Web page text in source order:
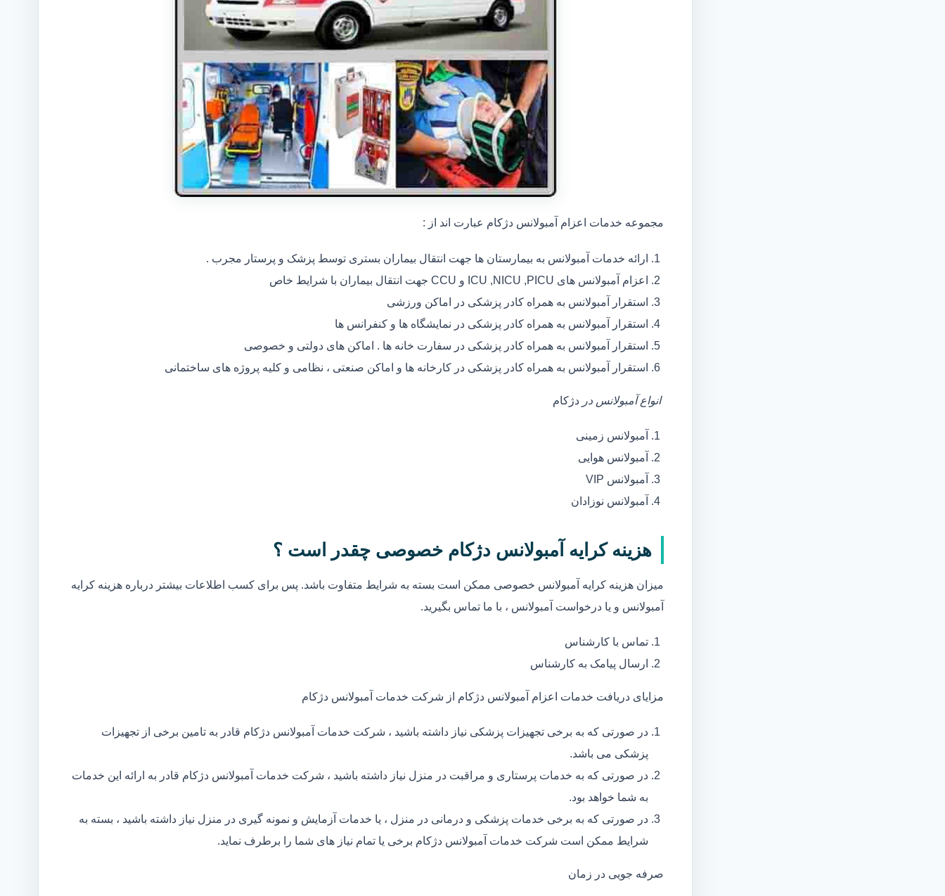
مجموعه خدمات اعزام آمبولانس دژکام عبارت اند از :
ارائه خدمات آمبولانس به بیمارستان ها جهت انتقال بیماران بستری توسط پزشک و پرستار مجرب .
اعزام آمبولانس های ICU ,NICU ,PICU و CCU جهت انتقال بیماران با شرایط خاص
استقرار آمبولانس به همراه کادر پزشکی در اماکن ورزشی
استقرار آمبولانس به همراه کادر پزشکی در نمایشگاه ها و کنفرانس ها
استقرار آمبولانس به همراه کادر پزشکی در سفارت خانه ها . اماکن های دولتی و خصوصی
استقرار آمبولانس به همراه کادر پزشکی در کارخانه ها و اماکن صنعتی ، نظامی و کلیه پروژه های ساختمانی
انواع آمبولانس در دژکام
آمبولانس زمینی
آمبولانس هوایی
آمبولانس VIP
آمبولانس نوزادان
هزینه کرایه آمبولانس دژکام خصوصی چقدر است ؟
میزان هزینه کرایه آمبولانس خصوصی ممکن است بسته به شرایط متفاوت باشد. پس برای کسب اطلاعات بیشتر درباره هزینه کرایه
آمبولانس و یا درخواست آمبولانس ، با ما تماس بگیرید.
تماس با کارشناس
ارسال پیامک به کارشناس
مزایای دریافت خدمات اعزام آمبولانس دژکام از شرکت خدمات آمبولانس دژکام
در صورتی که به برخی تجهیزات پزشکی نیاز داشته باشید ، شرکت خدمات آمبولانس دژکام قادر به تامین برخی از تجهیزات
پزشکی می باشد.
در صورتی که به خدمات پرستاری و مراقبت در منزل نیاز داشته باشید ، شرکت خدمات آمبولانس دژکام قادر به ارائه این خدمات
به شما خواهد بود.
در صورتی که به برخی خدمات پزشکی و درمانی در منزل ، یا خدمات آزمایش و نمونه گیری در منزل نیاز داشته باشید ، بسته به
شرایط ممکن است شرکت خدمات آمبولانس دژکام برخی یا تمام نیاز های شما را برطرف نماید.
صرفه جویی در زمان